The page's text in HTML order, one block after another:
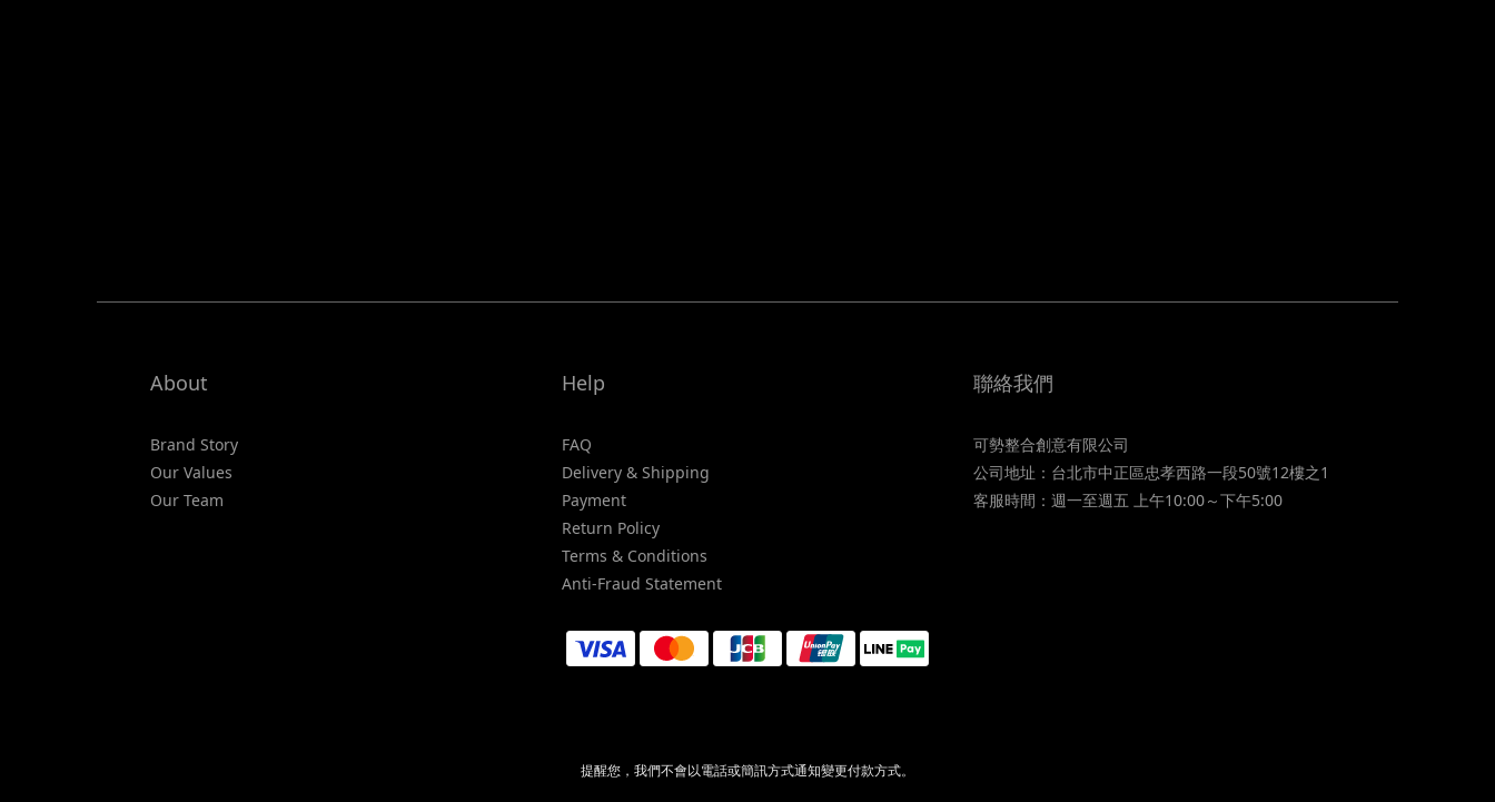
About
Brand Story
Our Values
Our Team
Help
FAQ
Delivery & Shipping
Payment
Return Policy
Terms & Conditions
Anti-Fraud Statement
聯絡我們
可勢整合創意有限公司
公司地址：台北市中正區忠孝西路一段50號12樓之1
客服時間：週一至週五 上午10:00～下午5:00
提醒您，我們不會以電話或簡訊方式通知變更付款方式。